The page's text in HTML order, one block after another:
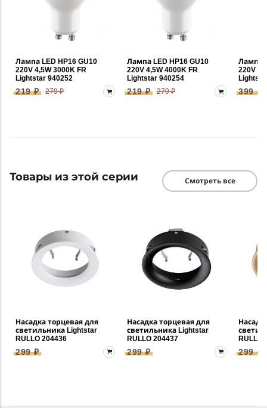
Лампа LED HP16 GU10
220V 4,5W 3000K FR
Lightstar 940252
219 ₽ 279 ₽
Лампа LED HP16 GU10
220V 4,5W 4000K FR
Lightstar 940254
219 ₽ 279 ₽
Лампа
220V
399 ₽
Товары из этой серии Смотреть все
Насадка торцевая для
светильника Lightstar
RULLO 204436
299 ₽
Насадка торцевая для
светильника Lightstar
RULLO 204437
299 ₽
RULLO
299 ₽